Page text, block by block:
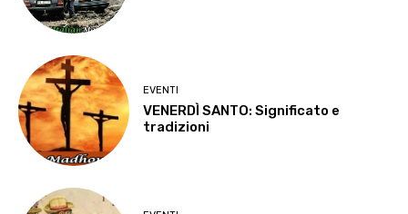
EVENTI
VENERDÌ SANTO: Significato e
tradizioni